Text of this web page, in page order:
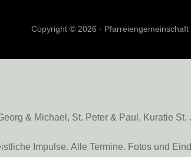
Copyright © 2026 · Pfarreiengemeinschaft
& Michael, St. Peter & Paul, Kuratie
Impulse. Alle Termine. Fotos und